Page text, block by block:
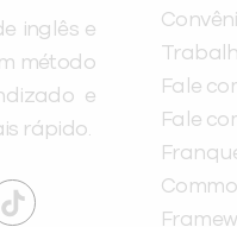
inglês e
método
e
rápido.
Fale
Fale